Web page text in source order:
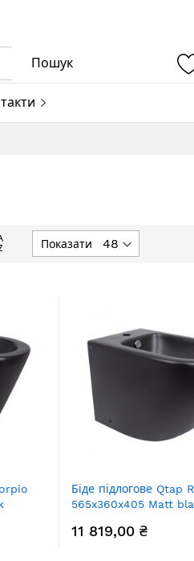
Пошук
СортуватиПоказати
Біде підлогове Qtap
565x360x405 Matt
11 819,00 ₴